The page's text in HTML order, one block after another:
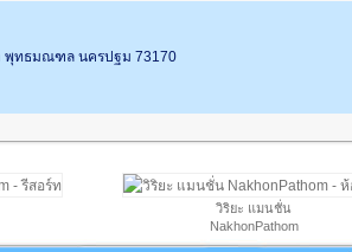
พุทธมณฑล นครปฐม 73170
วิริยะ แมนชั่น
NakhonPathom